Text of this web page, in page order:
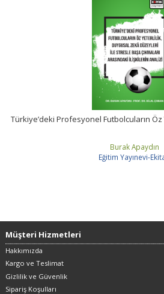
Türkiye’deki Profesyonel Futbolcuların
Burak Apaydın
Eğitim Yayınevi-
Müşteri Hizmetleri
Hakkımızda
Kargo ve Teslimat
Gizlilik ve Güvenlik
Sipariş Koşulları